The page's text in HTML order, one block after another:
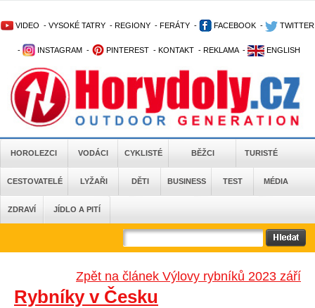
VIDEO - VYSOKÉ TATRY - REGIONY - FERÁTY - FACEBOOK - TWITTER
- INSTAGRAM - PINTEREST - KONTAKT - REKLAMA - ENGLISH
HOROLEZCI VODÁCI CYKLISTÉ BĚŽCI TURISTÉ
CESTOVATELÉ LYŽAŘI DĚTI BUSINESS TEST MÉDIA
ZDRAVÍ JÍDLO A PITÍ
Zpět na článek Výlovy rybníků 2023 září
Rybníky v Česku